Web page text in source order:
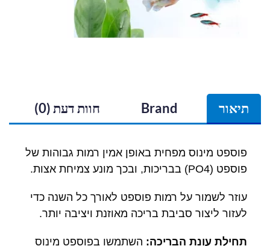
תיאור Brand חוות דעת (0)
פוספט מינוס מפחית באופן אמין רמות גבוהות של
פוספט (PO4) בבריכות, ובכך מונע צמיחת אצות.
עוזר לשמור על רמות פוספט לאורך כל השנה כדי
לעזור ליצור סביבת בריכה מאוזנת ויציבה יותר.
תחילת עונת הבריכה: השתמשו בפוספט מינוס